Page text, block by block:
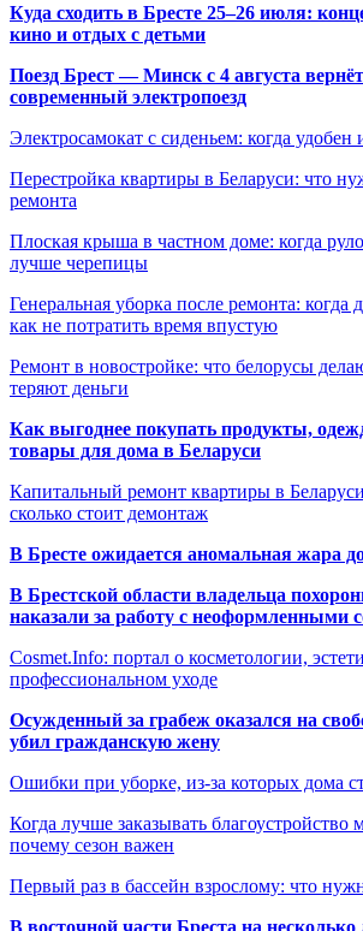
Куда сходить в Бресте 25–26 июля:
кино и отдых с детьми
Поезд Брест — Минск с 4 августа
современный электропоезд
Электросамокат с сиденьем: когда удобен
Перестройка квартиры в Беларуси: что
ремонта
Плоская крыша в частном доме: когда
лучше черепицы
Генеральная уборка после ремонта: когда
как не потратить время впустую
Ремонт в новостройке: что белорусы
теряют деньги
Как выгоднее покупать продукты,
товары для дома в Беларуси
Капитальный ремонт квартиры в
сколько стоит демонтаж
В Бресте ожидается аномальная жара
В Брестской области владельца
наказали за работу с неоформленными
Cosmet.Info: портал о косметологии,
профессиональном уходе
Осужденный за грабеж оказался на
убил гражданскую жену
Ошибки при уборке, из-за которых дома
Когда лучше заказывать благоустройство
почему сезон важен
Первый раз в бассейн взрослому: что
В восточной части Бреста на